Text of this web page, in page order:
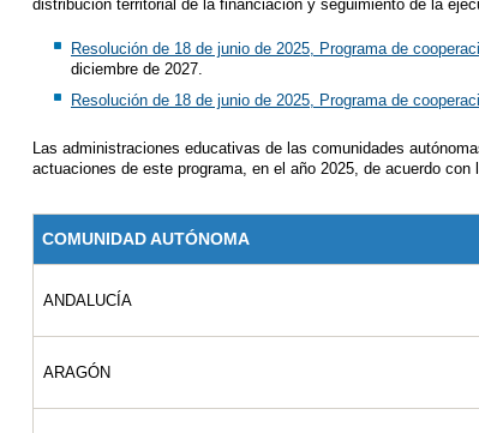
distribución territorial de la financiación y seguimiento de la
Resolución de 18 de junio de 2025, Programa de
diciembre de 2027.
Resolución de 18 de junio de 2025, Programa de
Las administraciones educativas de las comunidades
actuaciones de este programa, en el año 2025, de acuerdo con
COMUNIDAD AUTÓNOMA
ANDALUCÍA
ARAGÓN